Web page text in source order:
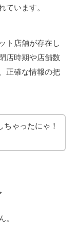
ています。
ト店舗が存在し
店時期や店舗数
正確な情報の把
ゃったにゃ！
。